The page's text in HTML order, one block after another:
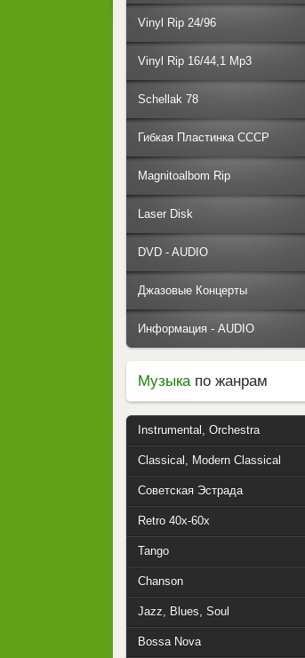
Vinyl Rip 24/96
Vinyl Rip 16/44,1 Mp3
Schellak 78
Гибкая Пластинка СССР
Magnitoalbom Rip
Laser Disk
DVD - AUDIO
Джазовые Концерты
Информация - AUDIO
Музыкапо жанрам
Instrumental, Orchestra
Classical, Modern Classical
Советская Эстрада
Retro 40x-60x
Tango
Chanson
Jazz, Blues, Soul
Bossa Nova